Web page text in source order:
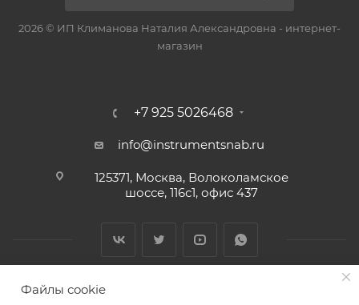
2026 © ИП Климанова Наталия Александровна - интернет-
магазин
+7 925 5026468
info@instrumentsnab.ru
125371, Москва, Волоколамское
шоссе, 116с1, офис 437
Файлы cookie